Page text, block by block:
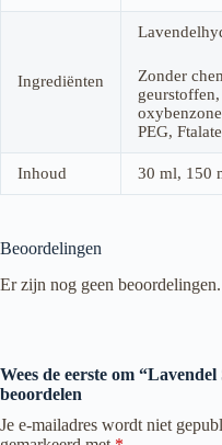
Ingrediënten
Zonder
PEG,
Inhoud 30 ml, 150
Beoordelingen
Er zijn nog geen beoordelingen.
Wees de eerste om
beoordelen
Je e-mailadres wordt niet